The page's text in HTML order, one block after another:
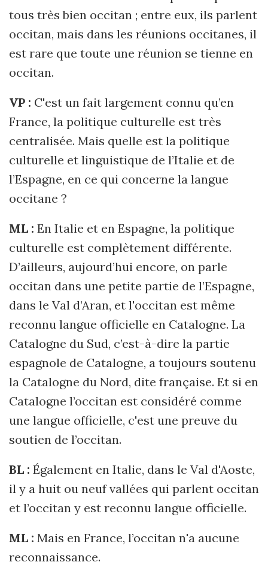
tous très bien occitan ; entre eux, ils parlent
occitan, mais dans les réunions occitanes, il
est rare que toute une réunion se tienne en
occitan.
VP : C'est un fait largement connu qu’en
France, la politique culturelle est très
centralisée. Mais quelle est la politique
culturelle et linguistique de l’Italie et de
l’Espagne, en ce qui concerne la langue
occitane ?
ML : En Italie et en Espagne, la politique
culturelle est complètement différente.
D’ailleurs, aujourd’hui encore, on parle
occitan dans une petite partie de l’Espagne,
dans le Val d’Aran, et l'occitan est même
reconnu langue officielle en Catalogne. La
Catalogne du Sud, c’est-à-dire la partie
espagnole de Catalogne, a toujours soutenu
la Catalogne du Nord, dite française. Et si en
Catalogne l’occitan est considéré comme
une langue officielle, c'est une preuve du
soutien de l’occitan.
BL : Également en Italie, dans le Val d'Aoste,
il y a huit ou neuf vallées qui parlent occitan
et l’occitan y est reconnu langue officielle.
ML : Mais en France, l’occitan n'a aucune
reconnaissance.